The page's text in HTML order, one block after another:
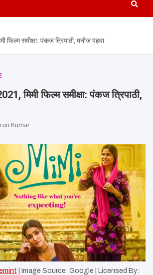
समीक्षा: पंकज त्रिपाठी, मनोज पहवा
मिमी फिल्म समीक्षा: पंकज त्रिपाठी,
Kumar
| Image Source: Google | Licensed By: